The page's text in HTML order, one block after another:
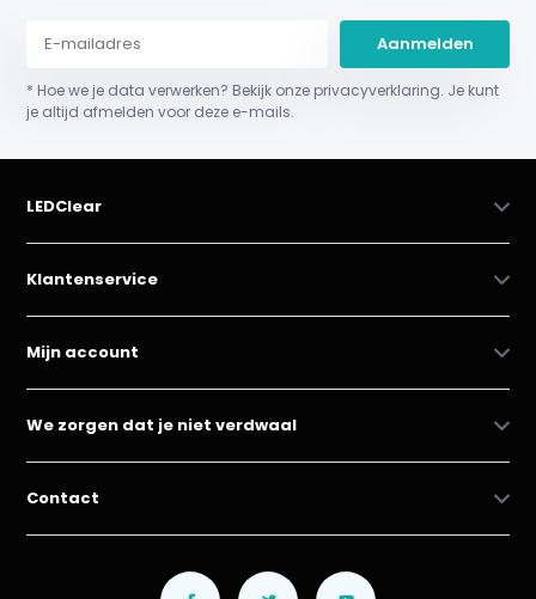
Aanmelden
* Hoe we je data verwerken? Bekijk onze privacyverklaring. Je kunt
je altijd afmelden voor deze e-mails.
LEDClear
Klantenservice
Mijn account
We zorgen dat je niet verdwaal
Contact